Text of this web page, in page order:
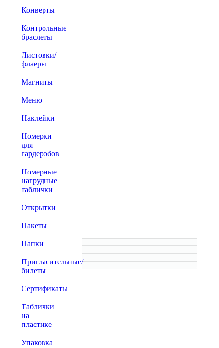
Конверты
Контрольные
браслеты
Листовки/
флаеры
Магниты
Меню
Наклейки
Номерки
для
гардеробов
Номерные
нагрудные
таблички
Открытки
Пакеты
Папки
Пригласительные/
билеты
Сертификаты
Таблички
на
пластике
Упаковка